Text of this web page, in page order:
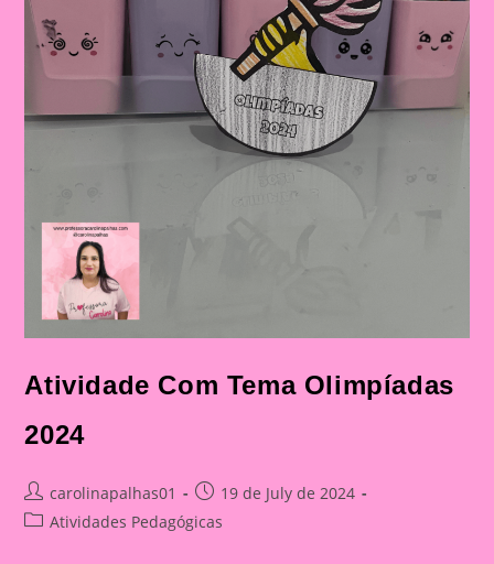
Atividade Com Tema Olimpíadas
2024
Post
author:
carolinapalhas01
Post
published:
19 de July de 2024
PostAtividades Pedagógicas